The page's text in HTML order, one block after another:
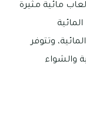
مائية مثيرة
وتتوفر
والشواء